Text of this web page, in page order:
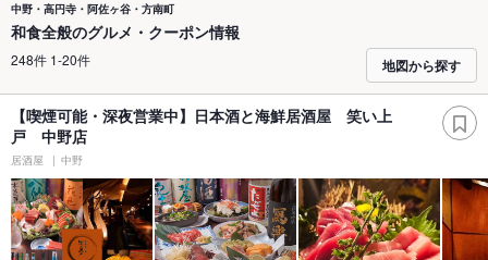
中野・高円寺・阿佐ヶ谷・方南町
和食全般のグルメ・クーポン情報
248件 1-20件 地図から探す
【喫煙可能・深夜営業中】日本酒と海鮮居酒屋 笑い上
戸 中野店
居酒屋 中野